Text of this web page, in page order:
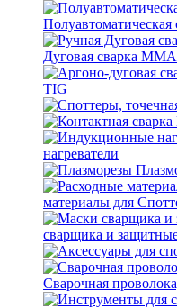
Дуговая сварка
TIG
нагреватели
материалы для
сварщика и
Сварочная